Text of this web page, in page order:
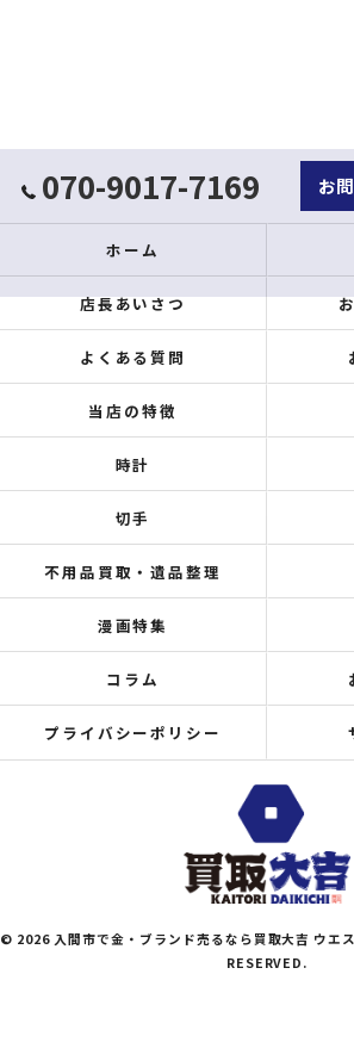
070-9017-7169 お
ホーム
店長あいさつ
よくある質問
当店の特徴
時計
切手
不用品買取・遺品整理
漫画特集
コラム
プライバシーポリシー
© 2026 入間市で金・ブランド売るなら買取大吉 ウエ
RESERVED.